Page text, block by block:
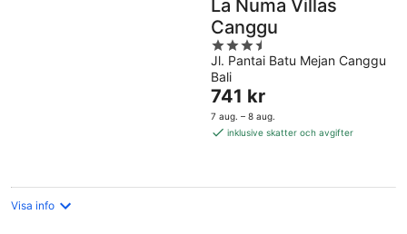
La Numa Villas
Canggu
3.5
out
of
5
Jl. Pantai Batu Mejan Canggu
Bali
Priset
är
741 kr
741 kr
7 aug. – 8 aug.
inklusive skatter och avgifter
Visa info